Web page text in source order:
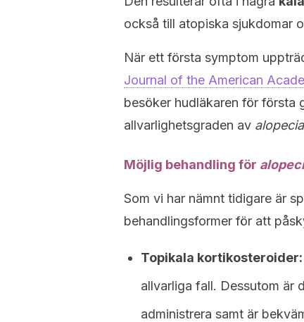
också till atopiska sjukdomar
När ett första symptom
Journal of the American
besöker hudläkaren för första
allvarlighetsgraden av
Möjlig behandling för
Som vi har nämnt tidigare är
behandlingsformer för att
Topikala kortikosteroider:
allvarliga fall. Dessutom är
administrera samt är